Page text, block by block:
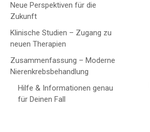
Neue Perspektiven für die
Zukunft
Klinische Studien – Zugang zu
neuen Therapien
Zusammenfassung – Moderne
Nierenkrebsbehandlung
Hilfe & Informationen genau
für Deinen Fall